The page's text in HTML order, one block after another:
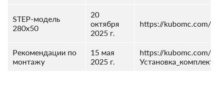
STEP-модель
280x50
20
октября
2025 г.
https://kubomc.com/
Рекомендации по
монтажу
15 мая
2025 г.
https://kubomc.com/